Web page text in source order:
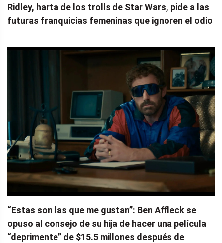
Ridley, harta de los trolls de Star Wars, pide a las
futuras franquicias femeninas que ignoren el odio
“Estas son las que me gustan”: Ben Affleck se
opuso al consejo de su hija de hacer una película
“deprimente” de $15.5 millones después de